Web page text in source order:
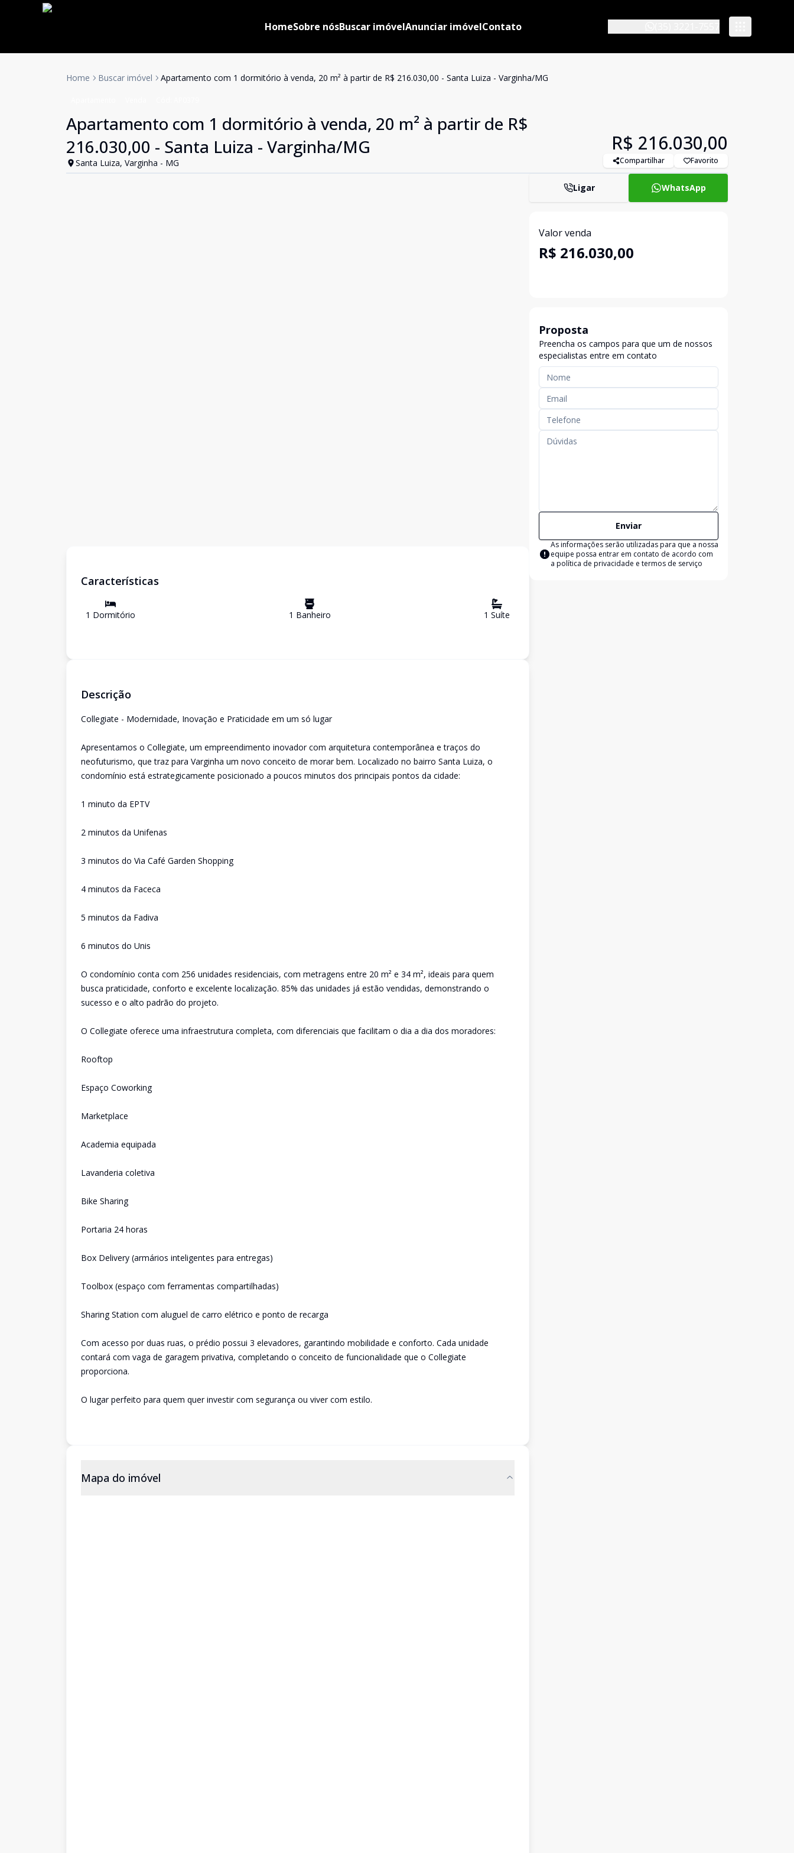
HomeSobre nósBuscar imóvelAnunciar imóvelContato
Home Buscar imóvel Apartamento com 1 dormitório à venda, 20 m² à partir de R$ 216.030,00 - Santa Luiza - Varginha/MG
Apartamento com 1 dormitório à venda, 20 m² à partir de R$
216.030,00 - Santa Luiza - Varginha/MG
Santa Luiza, Varginha - MG
R$ 216.030,00
Compartilhar Favorito
Características
1 Dormitório 1 Banheiro 1 Suíte
Descrição
Collegiate - Modernidade, Inovação e Praticidade em um só lugar
Apresentamos o Collegiate, um empreendimento inovador com arquitetura contemporânea e traços do
neofuturismo, que traz para Varginha um novo conceito de morar bem. Localizado no bairro Santa Luiza, o
condomínio está estrategicamente posicionado a poucos minutos dos principais pontos da cidade:
1 minuto da EPTV
2 minutos da Unifenas
3 minutos do Via Café Garden Shopping
4 minutos da Faceca
5 minutos da Fadiva
6 minutos do Unis
O condomínio conta com 256 unidades residenciais, com metragens entre 20 m² e 34 m², ideais para quem
busca praticidade, conforto e excelente localização. 85% das unidades já estão vendidas, demonstrando o
sucesso e o alto padrão do projeto.
O Collegiate oferece uma infraestrutura completa, com diferenciais que facilitam o dia a dia dos moradores:
Rooftop
Espaço Coworking
Marketplace
Academia equipada
Lavanderia coletiva
Bike Sharing
Portaria 24 horas
Box Delivery (armários inteligentes para entregas)
Toolbox (espaço com ferramentas compartilhadas)
Sharing Station com aluguel de carro elétrico e ponto de recarga
Com acesso por duas ruas, o prédio possui 3 elevadores, garantindo mobilidade e conforto. Cada unidade
contará com vaga de garagem privativa, completando o conceito de funcionalidade que o Collegiate
proporciona.
O lugar perfeito para quem quer investir com segurança ou viver com estilo.
Mapa do imóvel
Ligar WhatsApp
Valor venda
R$ 216.030,00
Proposta
Preencha os campos para que um de nossos
especialistas entre em contato
Enviar
As informações serão utilizadas para que a nossa
equipe possa entrar em contato de acordo com
a política de privacidade e termos de serviço